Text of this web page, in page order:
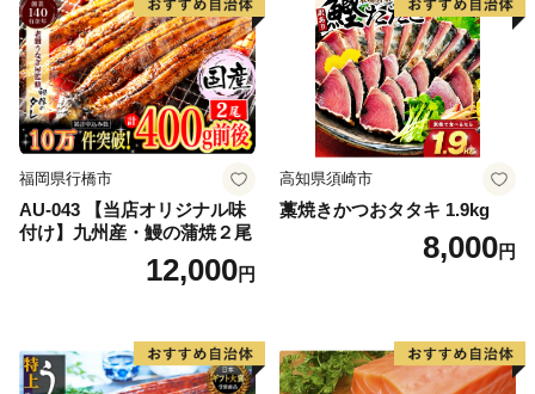
福岡県行橋市
AU-043 【当店オリジナル味
付け】九州産・鰻の蒲焼２尾
12,000円
高知県須崎市
藁焼きかつおタタキ 1.9kg
8,000円